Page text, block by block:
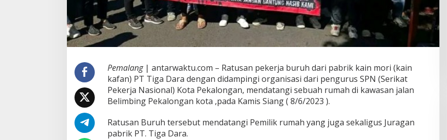
Pemalang| antarwaktu.com – Ratusan pekerja buruh dari pabrik kain mori (kain
kafan) PT Tiga Dara dengan didampingi organisasi dari pengurus SPN (Serikat
Pekerja Nasional) Kota Pekalongan, mendatangi sebuah rumah di kawasan jalan
Belimbing Pekalongan kota ,pada Kamis Siang ( 8/6/2023 ).
Ratusan Buruh tersebut mendatangi Pemilik rumah yang juga sekaligus Juragan
pabrik PT. Tiga Dara.